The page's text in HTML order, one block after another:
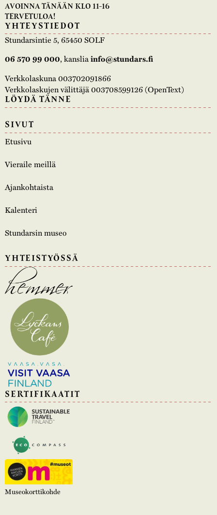
AVOINNA TÄNÄÄN KLO 11-16
TERVETULOA!
YHTEYSTIEDOT
Stundarsintie 5, 65450 SOLF
06 570 99 000, kansliainfo@stundars.fi
Verkkolaskuna 003702091866
Verkkolaskujen välittäjä 003708599126 (OpenText)
LÖYDÄ TÄNNE
SIVUT
Etusivu
Vieraile meillä
Ajankohtaista
Kalenteri
Stundarsin museo
YHTEISTYÖSSÄ
SERTIFIKAATIT
Museokorttikohde